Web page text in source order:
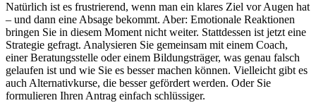
Natürlich ist es frustrierend, wenn man ein klares Ziel vor Augen hat
– und dann eine Absage bekommt. Aber: Emotionale Reaktionen
bringen Sie in diesem Moment nicht weiter. Stattdessen ist jetzt eine
Strategie gefragt. Analysieren Sie gemeinsam mit einem Coach,
einer Beratungsstelle oder einem Bildungsträger, was genau falsch
gelaufen ist und wie Sie es besser machen können. Vielleicht gibt es
auch Alternativkurse, die besser gefördert werden. Oder Sie
formulieren Ihren Antrag einfach schlüssiger.